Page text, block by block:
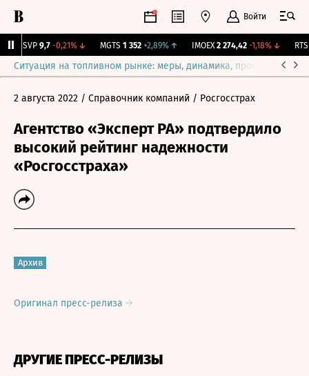
Войти
BISVP 9,7 -0,21% ↓ MGTS 1 352 +2,89%↑ IMOEX 2 274,42 -1,18%↓ RTSI
Ситуация на топливном рынке: меры, динамика, прогнозы
2 августа 2022 / Справочник компаний / Росгосстрах
Агентство «Эксперт РА» подтвердило
высокий рейтинг надежности
«Росгосстраха»
Архив
Оригинал пресс-релиза
ДРУГИЕ ПРЕСС-РЕЛИЗЫ